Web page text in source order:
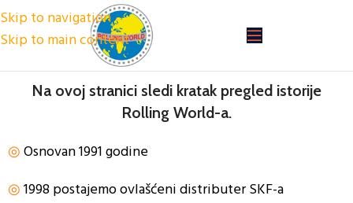
Skip to navigation
Skip to main content
Na ovoj stranici sledi kratak pregled istorije
Rolling World-a.
◎Osnovan 1991 godine
◎1998 postajemo ovlašćeni distributer SKF-a